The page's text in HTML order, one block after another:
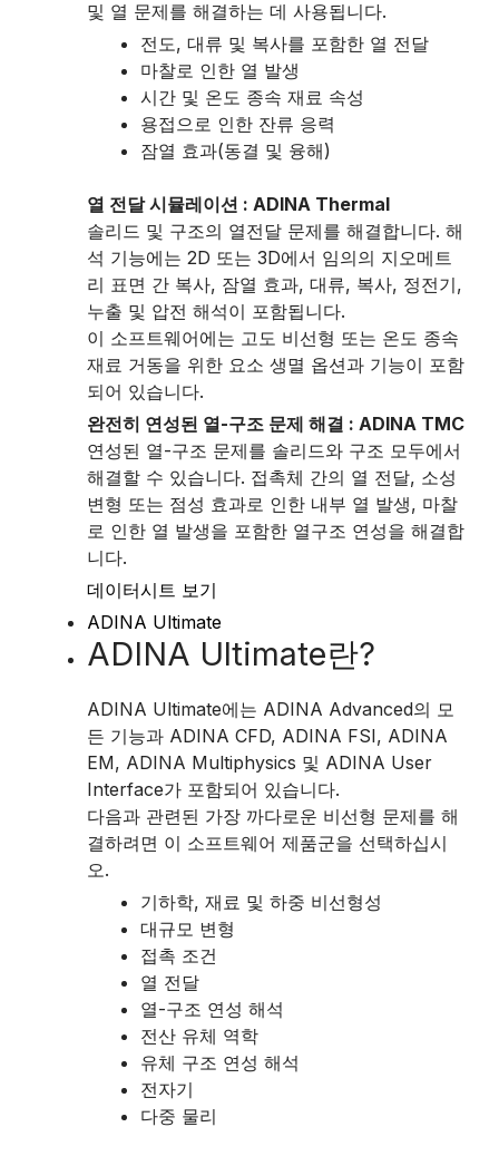
및 열 문제를 해결하는 데 사용됩니다.
전도, 대류 및 복사를 포함한 열 전달
마찰로 인한 열 발생
시간 및 온도 종속 재료 속성
용접으로 인한 잔류 응력
잠열 효과(동결 및 융해)
열 전달 시뮬레이션 : ADINA Thermal
솔리드 및 구조의 열전달 문제를 해결합니다. 해
석 기능에는 2D 또는 3D에서 임의의 지오메트
리 표면 간 복사, 잠열 효과, 대류, 복사, 정전기,
누출 및 압전 해석이 포함됩니다.
이 소프트웨어에는 고도 비선형 또는 온도 종속
재료 거동을 위한 요소 생멸 옵션과 기능이 포함
되어 있습니다.
완전히 연성된 열-구조 문제 해결 : ADINA TMC
연성된 열-구조 문제를 솔리드와 구조 모두에서
해결할 수 있습니다. 접촉체 간의 열 전달, 소성
변형 또는 점성 효과로 인한 내부 열 발생, 마찰
로 인한 열 발생을 포함한 열구조 연성을 해결합
니다.
데이터시트 보기
ADINA Ultimate
ADINA Ultimate란?
ADINA Ultimate에는 ADINA Advanced의 모
든 기능과 ADINA CFD, ADINA FSI, ADINA
EM, ADINA Multiphysics 및 ADINA User
Interface가 포함되어 있습니다.
다음과 관련된 가장 까다로운 비선형 문제를 해
결하려면 이 소프트웨어 제품군을 선택하십시
오.
기하학, 재료 및 하중 비선형성
대규모 변형
접촉 조건
열 전달
열-구조 연성 해석
전산 유체 역학
유체 구조 연성 해석
전자기
다중 물리